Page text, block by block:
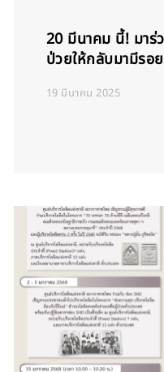
20 มีนาคม นี้! มาร่
ป่วยให้กลับมามีรอ
19 มีนาคม 2025